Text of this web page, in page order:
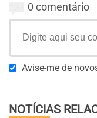
0 comentário
Avise-me de
NOTÍCIAS